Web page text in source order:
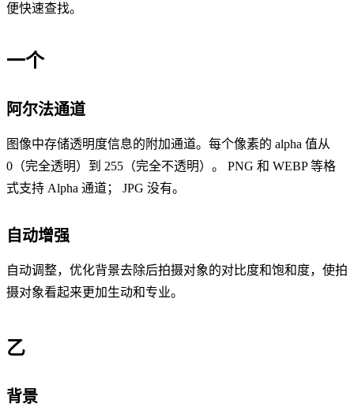
便快速查找。
一个
阿尔法通道
图像中存储透明度信息的附加通道。每个像素的 alpha 值从
0（完全透明）到 255（完全不透明）。 PNG 和 WEBP 等格
式支持 Alpha 通道； JPG 没有。
自动增强
自动调整，优化背景去除后拍摄对象的对比度和饱和度，使拍
摄对象看起来更加生动和专业。
乙
背景